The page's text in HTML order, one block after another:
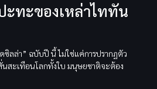
ะทะของเหล่าไททัน
ซิลล่า” ฉบับปี นี้ ไม่ใช่แค่การปรากฏตัว
สะเทือนโลกทั้งใบ มนุษยชาติจะต้อง